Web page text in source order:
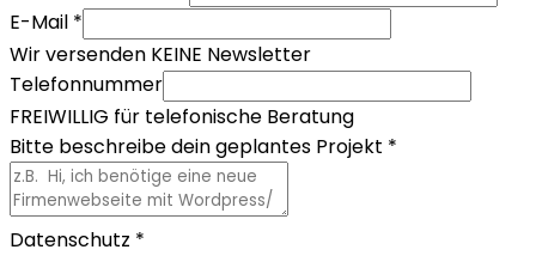
E-Mail *
Wir versenden KEINE Newsletter
Telefonnummer
FREIWILLIG für telefonische Beratung
Bitte beschreibe dein geplantes Projekt *
Datenschutz *